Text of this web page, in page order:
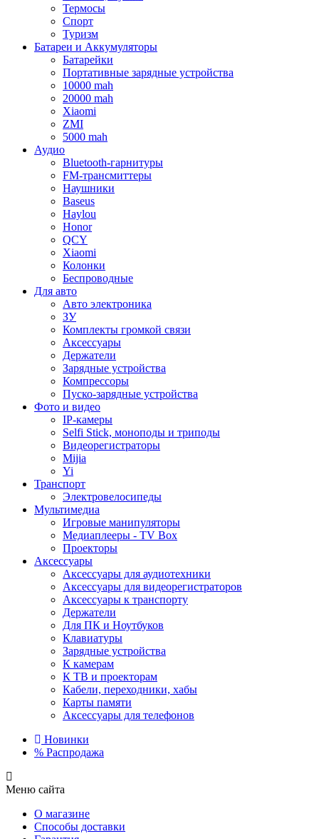
Термосы
Спорт
Туризм
Батареи и Аккумуляторы
Батарейки
Портативные зарядные устройства
10000 mah
20000 mah
Xiaomi
ZMI
5000 mah
Аудио
Bluetooth-гарнитуры
FM-трансмиттеры
Наушники
Baseus
Haylou
Honor
QCY
Xiaomi
Колонки
Беспроводные
Для авто
Авто электроника
ЗУ
Комплекты громкой связи
Аксессуары
Держатели
Зарядные устройства
Компрессоры
Пуско-зарядные устройства
Фото и видео
IP-камеры
Selfi Stick, моноподы и триподы
Видеорегистраторы
Mijia
Yi
Транспорт
Электровелосипеды
Мультимедиа
Игровые манипуляторы
Медиаплееры - TV Box
Проекторы
Аксессуары
Аксессуары для аудиотехники
Аксессуары для видеорегистраторов
Аксессуары к транспорту
Держатели
Для ПК и Ноутбуков
Клавиатуры
Зарядные устройства
К камерам
К ТВ и проекторам
Кабели, переходники, хабы
Карты памяти
Аксессуары для телефонов
Новинки
% Распродажа
Меню сайта
О магазине
Способы доставки